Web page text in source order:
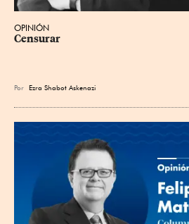
OPINIÓN
Censurar
Por Ezra Shabot Askenazi